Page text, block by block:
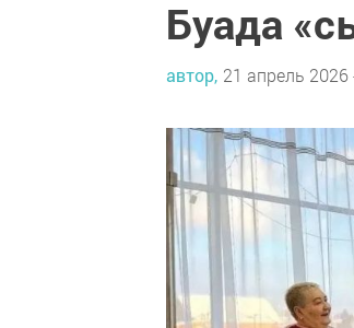
Буада
автор, 21 апрель 2026